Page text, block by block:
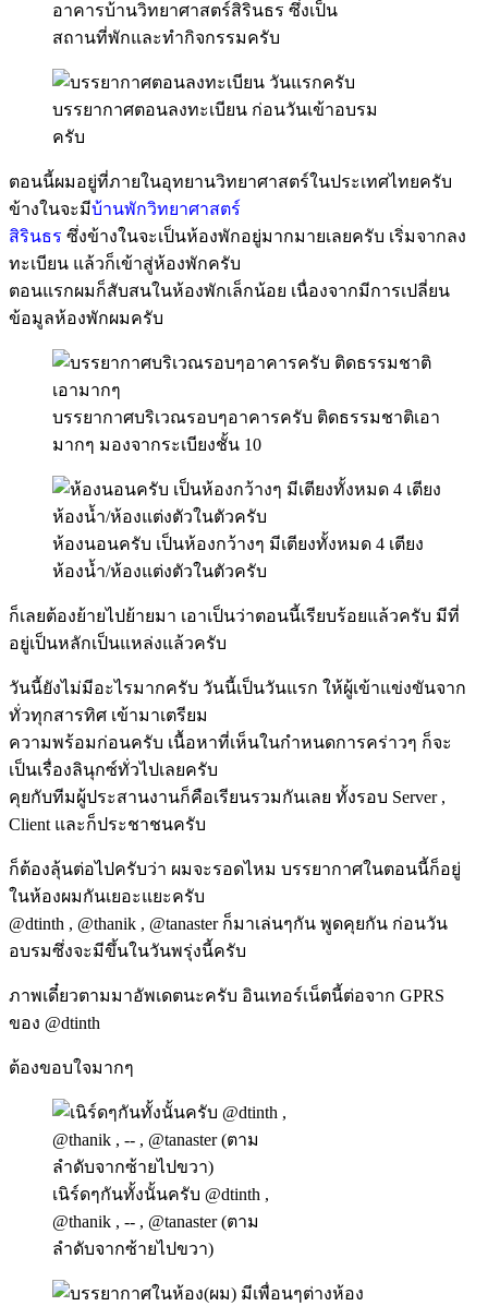
อาคารบ้านวิทยาศาสตร์สิรินธร ซึ่งเป็น
สถานที่พักและทำกิจกรรมครับ
บรรยากาศตอนลงทะเบียน ก่อนวันเข้าอบรม
ครับ
ตอนนี้ผมอยู่ที่ภายในอุทยานวิทยาศาสตร์ในประเทศไทยครับ
ข้างในจะมีบ้านพักวิทยาศาสตร์
สิรินธร ซึ่งข้างในจะเป็นห้องพักอยู่มากมายเลยครับ เริ่มจากลง
ทะเบียน แล้วก็เข้าสู่ห้องพักครับ
ตอนแรกผมก็สับสนในห้องพักเล็กน้อย เนื่องจากมีการเปลี่ยน
ข้อมูลห้องพักผมครับ
บรรยากาศบริเวณรอบๆอาคารครับ ติดธรรมชาติเอา
มากๆ มองจากระเบียงชั้น 10
ห้องนอนครับ เป็นห้องกว้างๆ มีเตียงทั้งหมด 4 เตียง
ห้องน้ำ/ห้องแต่งตัวในตัวครับ
ก็เลยต้องย้ายไปย้ายมา เอาเป็นว่าตอนนี้เรียบร้อยแล้วครับ มีที่
อยู่เป็นหลักเป็นแหล่งแล้วครับ
วันนี้ยังไม่มีอะไรมากครับ วันนี้เป็นวันแรก ให้ผู้เข้าแข่งขันจาก
ทั่วทุกสารทิศ เข้ามาเตรียม
ความพร้อมก่อนครับ เนื้อหาที่เห็นในกำหนดการคร่าวๆ ก็จะ
เป็นเรื่องลินุกซ์ทั่วไปเลยครับ
คุยกับทีมผู้ประสานงานก็คือเรียนรวมกันเลย ทั้งรอบ Server ,
Client และก็ประชาชนครับ
ก็ต้องลุ้นต่อไปครับว่า ผมจะรอดไหม บรรยากาศในตอนนี้ก็อยู่
ในห้องผมกันเยอะแยะครับ
@dtinth , @thanik , @tanaster ก็มาเล่นๆกัน พูดคุยกัน ก่อนวัน
อบรมซึ่งจะมีขึ้นในวันพรุ่งนี้ครับ
ภาพเดี๋ยวตามมาอัพเดตนะครับ อินเทอร์เน็ตนี้ต่อจาก GPRS
ของ @dtinth
ต้องขอบใจมากๆ
เนิร์ดๆกันทั้งนั้นครับ @dtinth ,
@thanik , -- , @tanaster (ตาม
ลำดับจากซ้ายไปขวา)